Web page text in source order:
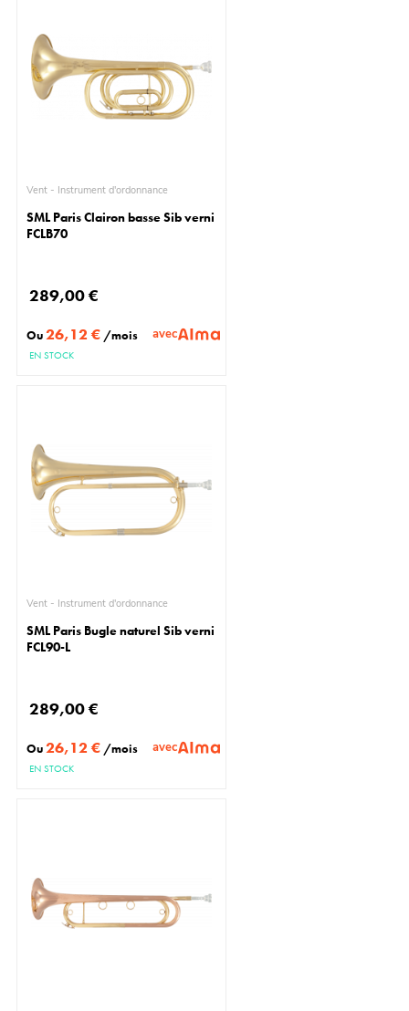
Vent - Instrument d'ordonnance
SML Paris Clairon basse Sib verni
FCLB70
289,00 €
Ou26,12 € /mois avec
EN STOCK
Vent - Instrument d'ordonnance
SML Paris Bugle naturel Sib verni
FCL90-L
289,00 €
Ou26,12 € /mois avec
EN STOCK